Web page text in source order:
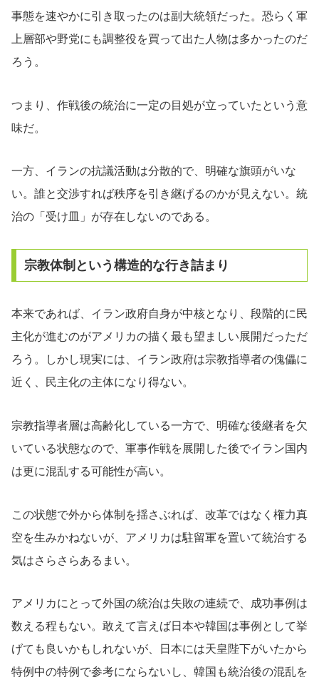
事態を速やかに引き取ったのは副大統領だった。恐らく軍
上層部や野党にも調整役を買って出た人物は多かったのだ
ろう。
つまり、作戦後の統治に一定の目処が立っていたという意
味だ。
一方、イランの抗議活動は分散的で、明確な旗頭がいな
い。誰と交渉すれば秩序を引き継げるのかが見えない。統
治の「受け皿」が存在しないのである。
宗教体制という構造的な行き詰まり
本来であれば、イラン政府自身が中核となり、段階的に民
主化が進むのがアメリカの描く最も望ましい展開だっただ
ろう。しかし現実には、イラン政府は宗教指導者の傀儡に
近く、民主化の主体になり得ない。
宗教指導者層は高齢化している一方で、明確な後継者を欠
いている状態なので、軍事作戦を展開した後でイラン国内
は更に混乱する可能性が高い。
この状態で外から体制を揺さぶれば、改革ではなく権力真
空を生みかねないが、アメリカは駐留軍を置いて統治する
気はさらさらあるまい。
アメリカにとって外国の統治は失敗の連続で、成功事例は
数える程もない。敢えて言えば日本や韓国は事例として挙
げても良いかもしれないが、日本には天皇陛下がいたから
特例中の特例で参考にならないし、韓国も統治後の混乱を